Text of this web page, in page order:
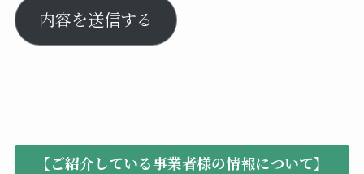
内容を送信する
【ご紹介している事業者様の情報について】